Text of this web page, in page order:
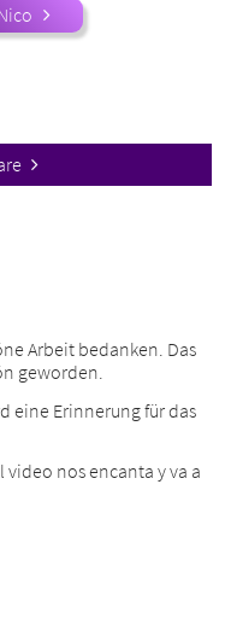
Arbeit bedanken. Das
geworden.
eine Erinnerung für das
video nos encanta y va a